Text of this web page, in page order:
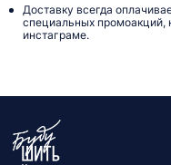
Доставку всегда
специальных промоакций,
инстаграме.